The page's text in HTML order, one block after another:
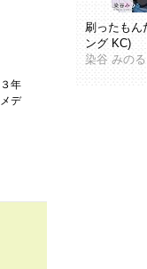
年
デ
刷ったもん
ング KC)
染谷 みのる